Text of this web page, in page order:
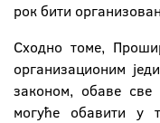
рок бити
Сходно томе,
организационим
законом, обаве све
могуће обавити у